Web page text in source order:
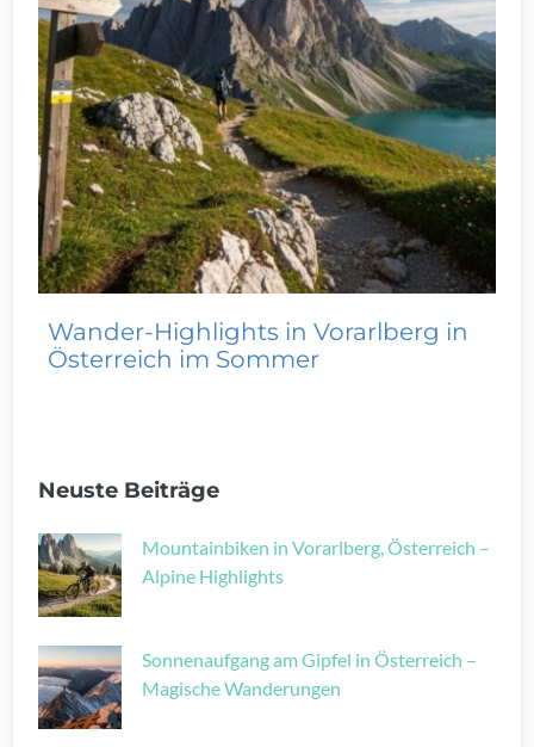
Wander-Highlights in Vorarlberg in
Österreich im Sommer
Neuste Beiträge
Mountainbiken in Vorarlberg, Österreich –
Alpine Highlights
Sonnenaufgang am Gipfel in Österreich –
Magische Wanderungen